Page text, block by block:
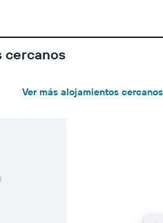
cercanos
Ver más alojamientos cercanos